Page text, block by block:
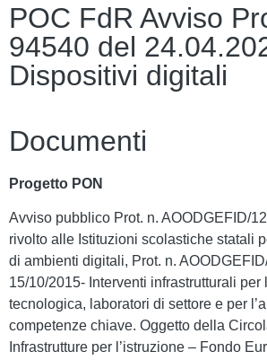
POC FdR Avviso
94540 del
Dispositivi digitali
Documenti
Progetto PON
Avviso pubblico Prot. n. AOODGEFID/
rivolto alle Istituzioni scolastiche statali
di ambienti digitali, Prot. n.
15/10/2015- Interventi infrastrutturali per
tecnologica, laboratori di settore e per
competenze chiave. Oggetto della
Infrastrutture per l’istruzione – Fondo